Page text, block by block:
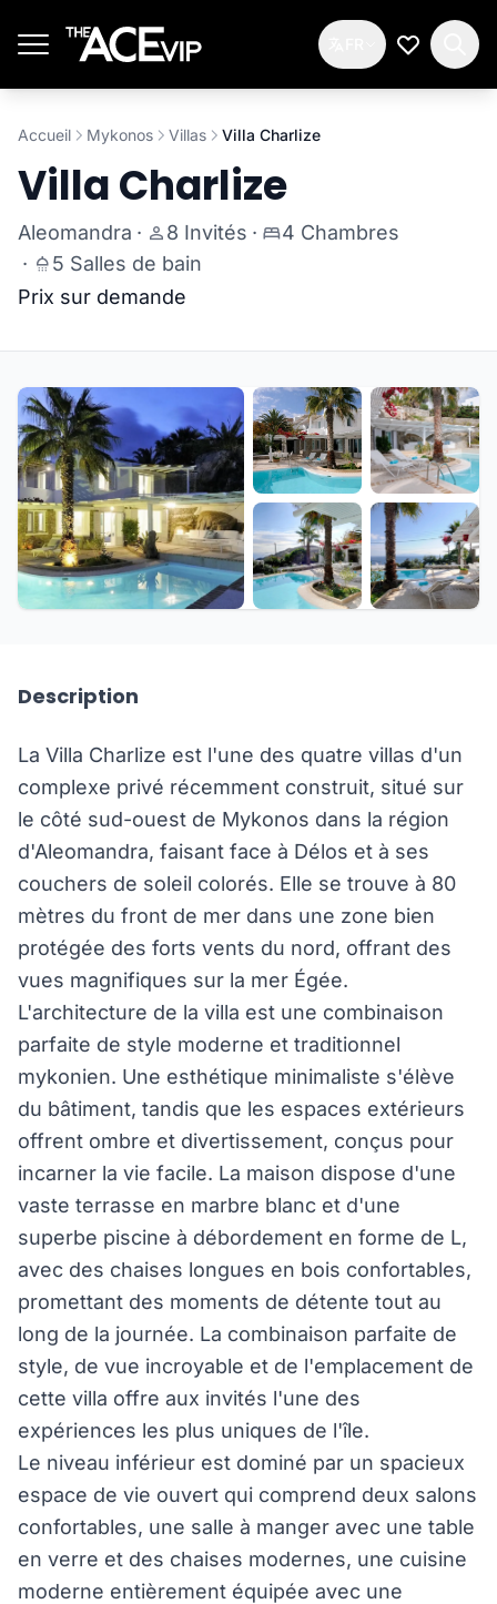
Ma Liste
Accueil Mykonos Villas Villa Charlize
Villa Charlize
Aleomandra · 8 Invités ·
4 Chambres
·
5 Salles de bain
Prix sur demande
Description
La Villa Charlize est l'une des quatre villas d'un
complexe privé récemment construit, situé sur
le côté sud-ouest de Mykonos dans la région
d'Aleomandra, faisant face à Délos et à ses
couchers de soleil colorés. Elle se trouve à 80
mètres du front de mer dans une zone bien
protégée des forts vents du nord, offrant des
vues magnifiques sur la mer Égée.
L'architecture de la villa est une combinaison
parfaite de style moderne et traditionnel
mykonien. Une esthétique minimaliste s'élève
du bâtiment, tandis que les espaces extérieurs
offrent ombre et divertissement, conçus pour
incarner la vie facile. La maison dispose d'une
vaste terrasse en marbre blanc et d'une
superbe piscine à débordement en forme de L,
avec des chaises longues en bois confortables,
promettant des moments de détente tout au
long de la journée. La combinaison parfaite de
style, de vue incroyable et de l'emplacement de
cette villa offre aux invités l'une des
expériences les plus uniques de l'île.
Le niveau inférieur est dominé par un spacieux
espace de vie ouvert qui comprend deux salons
confortables, une salle à manger avec une table
en verre et des chaises modernes, une cuisine
moderne entièrement équipée avec une